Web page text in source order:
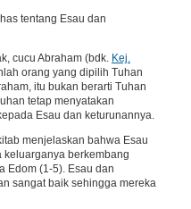
tentang Esau dan
cucu Abraham (bdk. Kej.
orang yang dipilih Tuhan
itu bukan berarti Tuhan
tetap menyatakan
Esau dan keturunannya.
menjelaskan bahwa Esau
berkembang
Edom (1-5). Esau dan
sangat baik sehingga mereka